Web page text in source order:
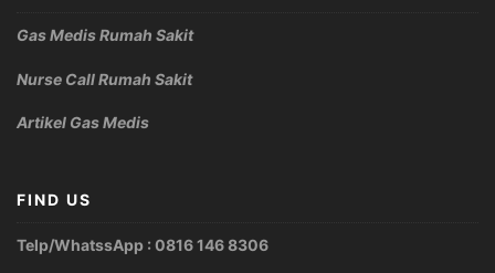
Gas Medis Rumah Sakit
Nurse Call Rumah Sakit
Artikel Gas Medis
FIND US
Telp/WhatssApp : 0816 146 8306